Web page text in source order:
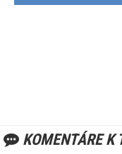
KOMENTÁRE K